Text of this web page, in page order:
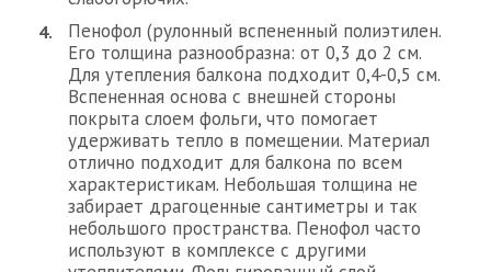
Пенофол (рулонный вспененный полиэтилен.
Его толщина разнообразна: от 0,3 до 2 см.
Для утепления балкона подходит 0,4-0,5 см.
Вспененная основа с внешней стороны
покрыта слоем фольги, что помогает
удерживать тепло в помещении. Материал
отлично подходит для балкона по всем
характеристикам. Небольшая толщина не
забирает драгоценные сантиметры и так
небольшого пространства. Пенофол часто
используют в комплексе с другими